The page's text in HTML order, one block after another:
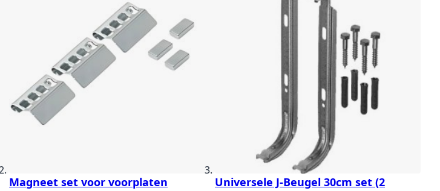
Magneet set voor voorplaten
Universele J-Beugel 30cm set (2